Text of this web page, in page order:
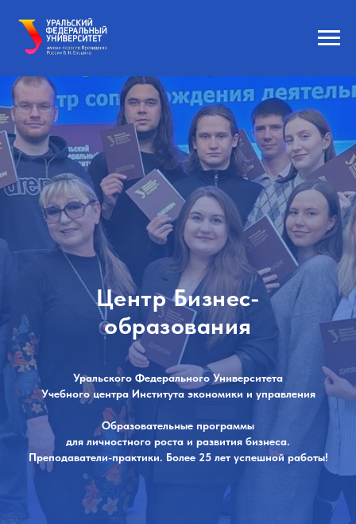
Центр Бизнес-
образования
Уральского Федерального Университета
Учебного центра Института экономики и управления
Образовательные программы
для личностного роста и развития бизнеса.
Преподаватели-практики. Более 25 лет успешной работы!